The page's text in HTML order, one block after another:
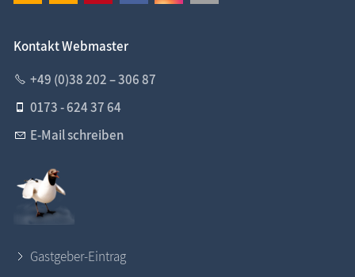
Kontakt Webmaster
+49 (0)38 202 – 306 87
0173 - 624 37 64
E-Mail schreiben
Gastgeber-Eintrag